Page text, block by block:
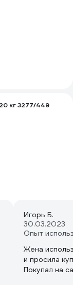
кг 3277/449
Игорь Б.
30.03.2023
Опыт
Жена
и просила
Покупал на